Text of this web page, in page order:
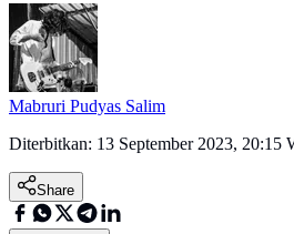
Mabruri Pudyas Salim
Diterbitkan: 13 September 2023, 20:15
Share